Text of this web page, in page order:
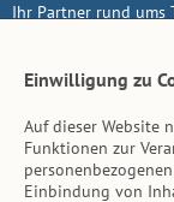
Ihr Partner rund ums
Inhalt
Tierarzt-Suche
Einwilligung zu
Auf dieser Website
Funktionen zur
Einbindung von